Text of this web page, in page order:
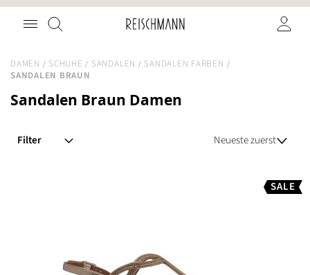
Zum
Inhalt
Suche
DAMEN SCHUHE SANDALEN
SANDALEN FARBEN
SANDALEN BRAUN
Sandalen Braun Damen
SALE
Filter